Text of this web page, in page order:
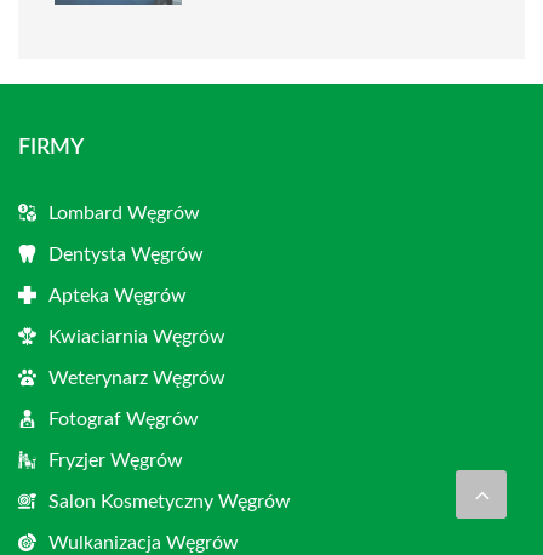
FIRMY
Lombard Węgrów
Dentysta Węgrów
Apteka Węgrów
Kwiaciarnia Węgrów
Weterynarz Węgrów
Fotograf Węgrów
Fryzjer Węgrów
Salon Kosmetyczny Węgrów
Wulkanizacja Węgrów